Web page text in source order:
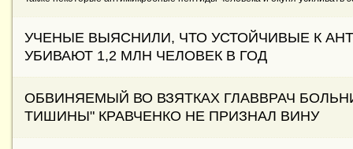
УЧЕНЫЕ ВЫЯСНИЛИ, ЧТО УСТОЙЧИВЫЕ К
УБИВАЮТ 1,2 МЛН ЧЕЛОВЕК В ГОД
ОБВИНЯЕМЫЙ ВО ВЗЯТКАХ ГЛАВВРАЧ
ТИШИНЫ" КРАВЧЕНКО НЕ ПРИЗНАЛ ВИНУ